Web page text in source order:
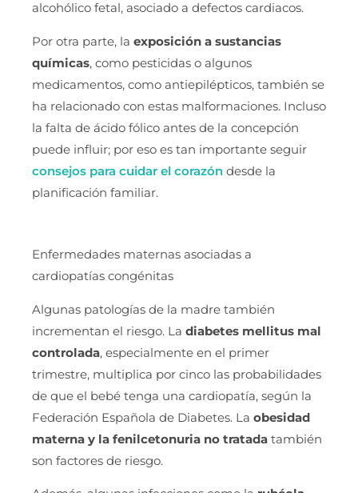
alcohólico fetal, asociado a defectos cardiacos.
Por otra parte, la exposición a sustancias
químicas, como pesticidas o algunos
medicamentos, como antiepilépticos, también se
ha relacionado con estas malformaciones. Incluso
la falta de ácido fólico antes de la concepción
puede influir; por eso es tan importante seguir
consejos para cuidar el corazón desde la
planificación familiar.
Enfermedades maternas asociadas a
cardiopatías congénitas
Algunas patologías de la madre también
incrementan el riesgo. La diabetes mellitus mal
controlada, especialmente en el primer
trimestre, multiplica por cinco las probabilidades
de que el bebé tenga una cardiopatía, según la
Federación Española de Diabetes. La obesidad
materna y la fenilcetonuria no tratada también
son factores de riesgo.